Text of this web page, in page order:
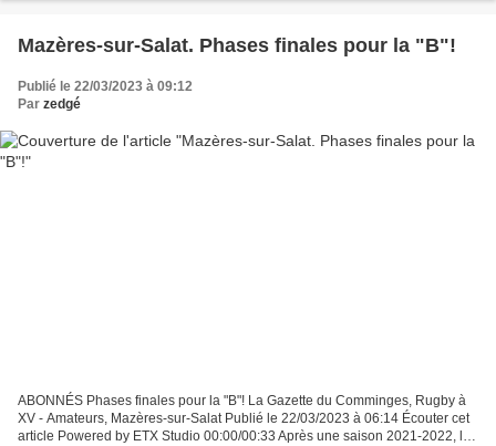
Mazères-sur-Salat. Phases finales pour la "B"!
Publié le 22/03/2023 à 09:12
Par zedgé
ABONNÉS Phases finales pour la "B"! La Gazette du Comminges, Rugby à
XV - Amateurs, Mazères-sur-Salat Publié le 22/03/2023 à 06:14 Écouter cet
article Powered by ETX Studio 00:00/00:33 Après une saison 2021-2022, la